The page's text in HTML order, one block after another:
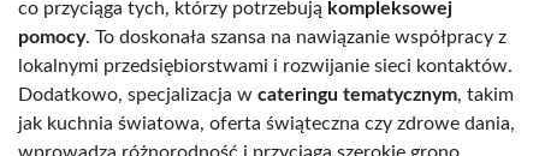
co przyciąga tych, którzy potrzebują kompleksowej
pomocy. To doskonała szansa na nawiązanie współpracy z
lokalnymi przedsiębiorstwami i rozwijanie sieci kontaktów.
Dodatkowo, specjalizacja w cateringu tematycznym, takim
jak kuchnia światowa, oferta świąteczna czy zdrowe dania,